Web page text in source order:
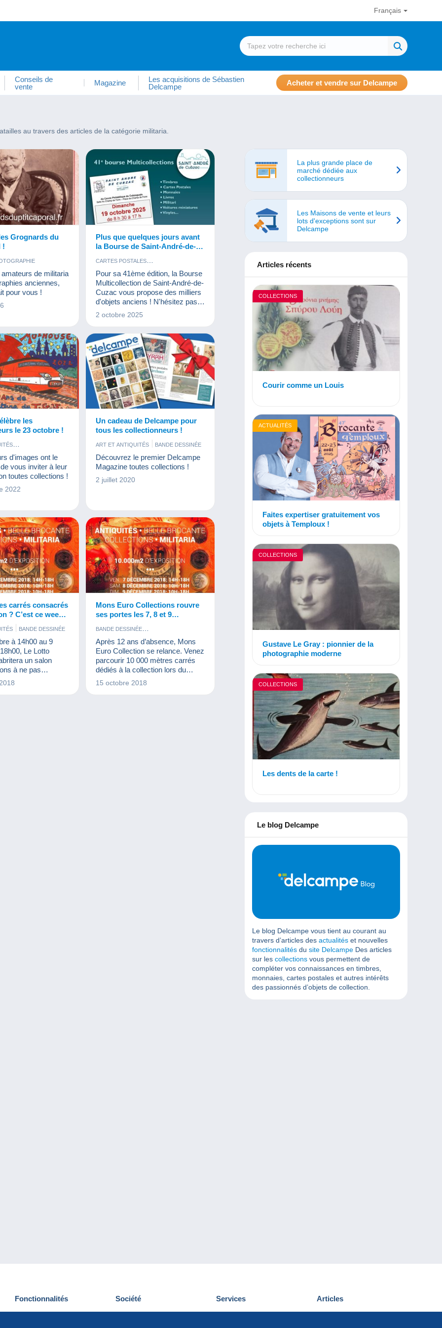
Français
Conseils de
vente
Magazine
Les acquisitions de Sébastien
Delcampe
Acheter et vendre sur Delcampe
au travers des articles de la catégorie militaria.
Grognards du
!
de militaria
anciennes,
pour vous !
Plus que quelques jours avant
la Bourse de Saint-André-de-
CARTES POSTALES
ÉVÉNEMENTS DELCAMPE
LIVRES ET REVUES
MILITARIA
TIMBRES
VINYLES
Pour sa 41ème édition, la Bourse
Multicollection de Saint-André-de-
Cuzac vous propose des milliers
d'objets anciens ! N'hésitez pas à
aller y faire un tour !
2 octobre 2025
les
collectionneurs le 23 octobre !
MODERNES
FIGURINES
DOCUMENTS
d'images ont le
vous inviter à leur
toutes collections !
2022
Un cadeau de Delcampe pour
tous les collectionneurs !
ART ET ANTIQUITÉS
BANDE DESSINÉE
BIJOUX
BISTROT ET ALIMENTATION
CARTES DE COLLECTION MODERNES
FIGURINES
MONNAIES & BILLETS
MUSIQUE ET INSTRUMENTS
PARFUMS
PHOTOGRAPHIE
PIN'S
PUBLICITÉ
SPORTS
TÉLÉCARTES
TIMBRES
VIEUX DOCUMENTS
VINYLES
Découvrez le premier Delcampe
Magazine toutes collections !
2 juillet 2020
carrés consacrés
? C’est ce week-
BANDE DESSINÉE
DELCAMPE
MILITARIA
PUBLICITÉ
VINYLES
à 14h00 au 9
Le Lotto
un salon
à ne pas
Mons Euro Collections rouvre
ses portes les 7, 8 et 9
décembre 2018
BANDE DESSINÉE
BISTROT ET ALIMENTATION
CARTES DE COLLECTION MODERNES
CARTES POSTALES
CINÉMA
ÉVÉNEMENTS DELCAMPE
LIVRES ET REVUES
Après 12 ans d’absence, Mons
Euro Collection se relance. Venez
parcourir 10 000 mètres carrés
dédiés à la collection lors du
second week-end de décembre.
15 octobre 2018
La plus grande place de
marché dédiée aux
collectionneurs
Les Maisons de vente et leurs
lots d'exceptions sont sur
Delcampe
Articles récents
COLLECTIONS
Courir comme un Louis
ACTUALITÉS
Faites expertiser gratuitement vos
objets à Temploux !
COLLECTIONS
Gustave Le Gray : pionnier de la
photographie moderne
COLLECTIONS
Les dents de la carte !
Le blog Delcampe
Le blog Delcampe vous tient au courant au
travers d’articles des actualités et nouvelles
fonctionnalités du site Delcampe Des articles
sur les collections vous permettent de
compléter vos connaissances en timbres,
monnaies, cartes postales et autres intérêts
des passionnés d’objets de collection.
Fonctionnalités
Nouveautés
Société
Qui sommes-nous
Services
Découvrir Delcampe
Articles